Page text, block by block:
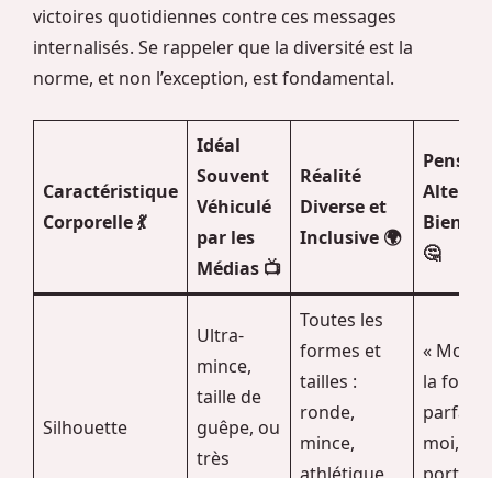
victoires quotidiennes contre ces messages
internalisés. Se rappeler que la diversité est la
norme, et non l’exception, est fondamental.
Caractéristique
Corporelle 💃
Idéal
Souvent
Véhiculé
par les
Médias 📺
Réalité
Diverse et
Inclusive 🌍
Pensée
🤔
Silhouette
Ultra-
mince,
taille de
guêpe, ou
très
Toutes les
formes et
tailles :
ronde,
mince,
« Mon
la forme
moi, il